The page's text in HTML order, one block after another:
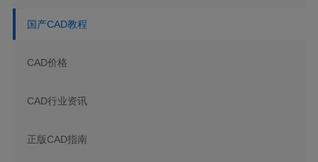
国产CAD教程
CAD价格
CAD行业资讯
正版CAD指南